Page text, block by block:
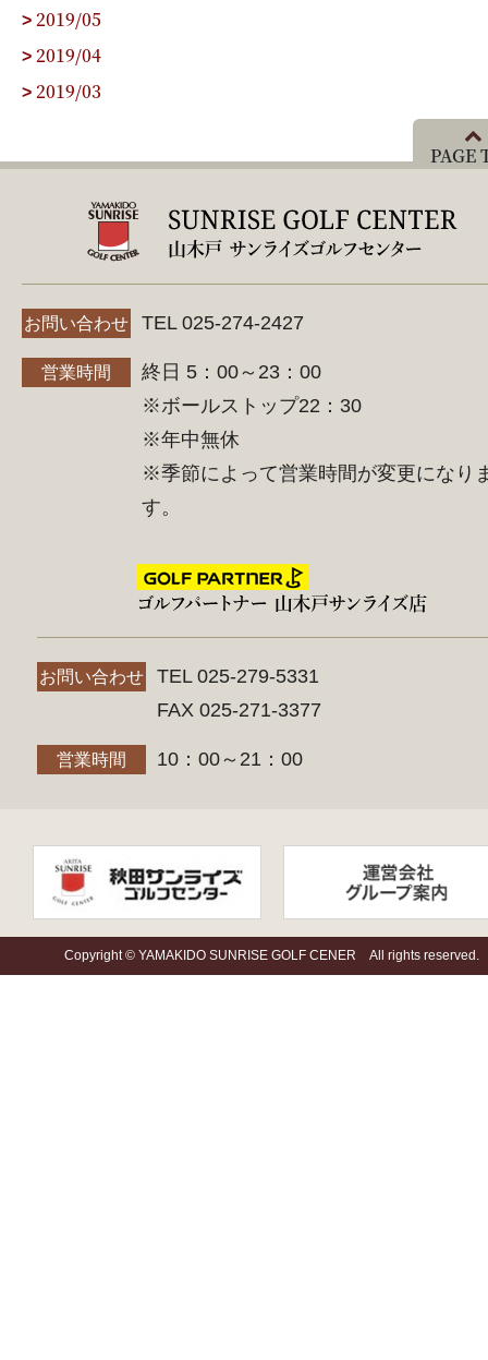
> 2019/05
> 2019/04
> 2019/03
PAGE
お問い合わせ TEL 025-274-2427
営業時間
終日 5：00～23：00
※ボールストップ22：30
※年中無休
※季節によって営業時間が変更になり
す。
お問い合わせ
TEL 025-279-5331
FAX 025-271-3377
営業時間 10：00～21：00
Copyright © YAMAKIDO SUNRISE GOLF CENER All rights reserved.